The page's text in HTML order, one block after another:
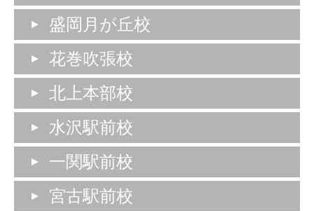
盛岡月が丘校
花巻吹張校
北上本部校
水沢駅前校
一関駅前校
宮古駅前校